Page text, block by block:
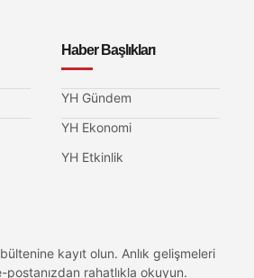
Haber Başlıkları
YH Gündem
YH Ekonomi
YH Etkinlik
kayıt olun. Anlık gelişmeleri
rahatlıkla okuyun.